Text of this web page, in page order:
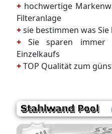
+ hochwertige
Filteranlage
+sie bestimmen was
+ Sie sparen immer
Einzelkaufs
+TOP Qualität zum